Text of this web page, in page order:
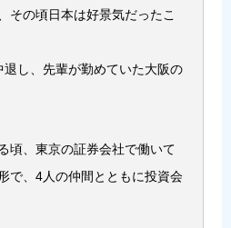
その頃日本は好景気だったこ
し、先輩が勤めていた大阪の
頃、東京の証券会社で働いて
で、4人の仲間とともに投資会